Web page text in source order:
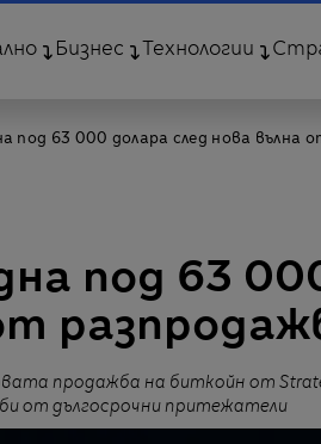
Бизнес Технологии
под 63 000 долара след нова вълна
под 63
продажба на биткойн от
от дългосрочни притежатели